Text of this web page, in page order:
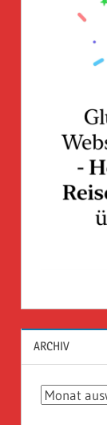
ARCHIV
Archiv